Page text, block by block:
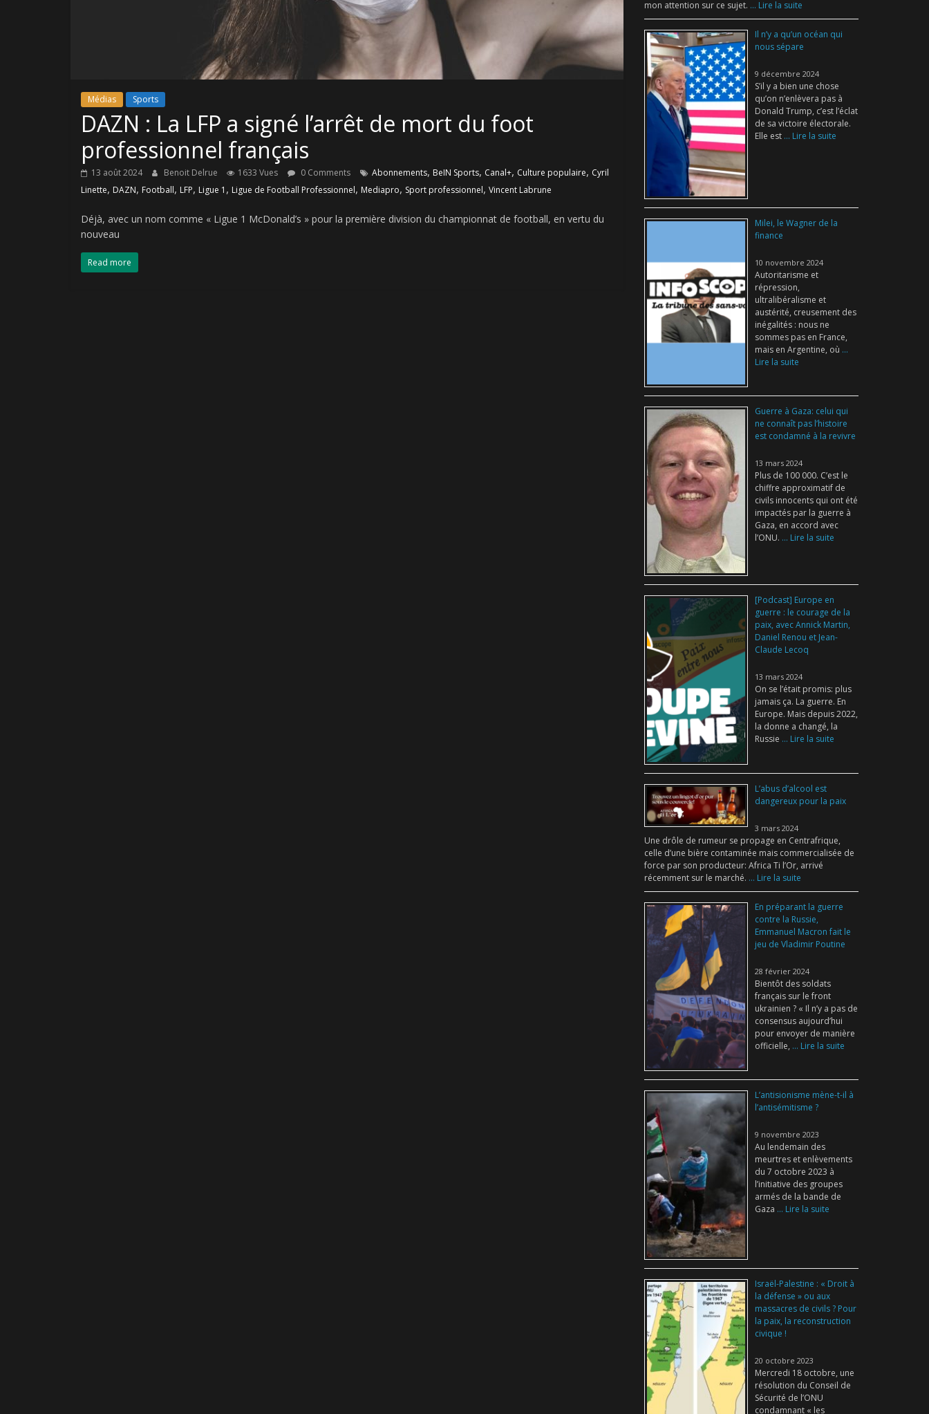
Médias Sports
DAZN : La LFP a signé l’arrêt de mort du foot
professionnel français
13 août 2024 Benoit Delrue 1633 Vues 0 Comments Abonnements, BeIN Sports, Canal+, Culture populaire, Cyril
Linette, DAZN, Football, LFP, Ligue 1 , Ligue de Football Professionnel, Mediapro, Sport professionnel, Vincent Labrune
Déjà, avec un nom comme « Ligue 1 McDonald’s » pour la première division du championnat de football, en vertu du
nouveau
Read more
mon attention sur ce sujet. ... Lire la suite
Il n’y a qu’un océan qui
nous sépare
9 décembre 2024
S’il y a bien une chose
qu’on n’enlèvera pas à
Donald Trump, c’est l’éclat
de sa victoire électorale.
Elle est ... Lire la suite
Milei, le Wagner de la
finance
10 novembre 2024
Autoritarisme et
répression,
ultralibéralisme et
austérité, creusement des
inégalités : nous ne
sommes pas en France,
mais en Argentine, où ...
Lire la suite
Guerre à Gaza: celui qui
ne connaît pas l’histoire
est condamné à la revivre
13 mars 2024
Plus de 100 000. C’est le
chiffre approximatif de
civils innocents qui ont été
impactés par la guerre à
Gaza, en accord avec
l’ONU. ... Lire la suite
[Podcast] Europe en
guerre : le courage de la
paix, avec Annick Martin,
Daniel Renou et Jean-
Claude Lecoq
13 mars 2024
On se l’était promis: plus
jamais ça. La guerre. En
Europe. Mais depuis 2022,
la donne a changé, la
Russie ... Lire la suite
L’abus d’alcool est
dangereux pour la paix
3 mars 2024
Une drôle de rumeur se propage en Centrafrique,
celle d’une bière contaminée mais commercialisée de
force par son producteur: Africa Ti l’Or, arrivé
récemment sur le marché. ... Lire la suite
En préparant la guerre
contre la Russie,
Emmanuel Macron fait le
jeu de Vladimir Poutine
28 février 2024
Bientôt des soldats
français sur le front
ukrainien ? « Il n’y a pas de
consensus aujourd’hui
pour envoyer de manière
officielle, ... Lire la suite
L’antisionisme mène-t-il à
l’antisémitisme ?
9 novembre 2023
Au lendemain des
meurtres et enlèvements
du 7 octobre 2023 à
l’initiative des groupes
armés de la bande de
Gaza ... Lire la suite
Israël-Palestine : « Droit à
la défense » ou aux
massacres de civils ? Pour
la paix, la reconstruction
civique !
20 octobre 2023
Mercredi 18 octobre, une
résolution du Conseil de
Sécurité de l’ONU
condamnant « les